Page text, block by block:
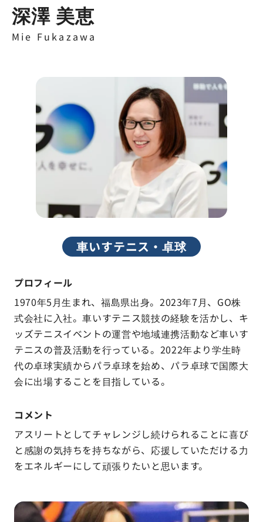
深澤 美恵
Mie Fukazawa
車いすテニス・卓球
プロフィール
1970年5月生まれ、福島県出身。2023年7月、GO株
式会社に入社。車いすテニス競技の経験を活かし、キ
ッズテニスイベントの運営や地域連携活動など車いす
テニスの普及活動を行っている。2022年より学生時
代の卓球実績からパラ卓球を始め、パラ卓球で国際大
会に出場することを目指している。
コメント
アスリートとしてチャレンジし続けられることに喜び
と感謝の気持ちを持ちながら、応援していただける力
をエネルギーにして頑張りたいと思います。